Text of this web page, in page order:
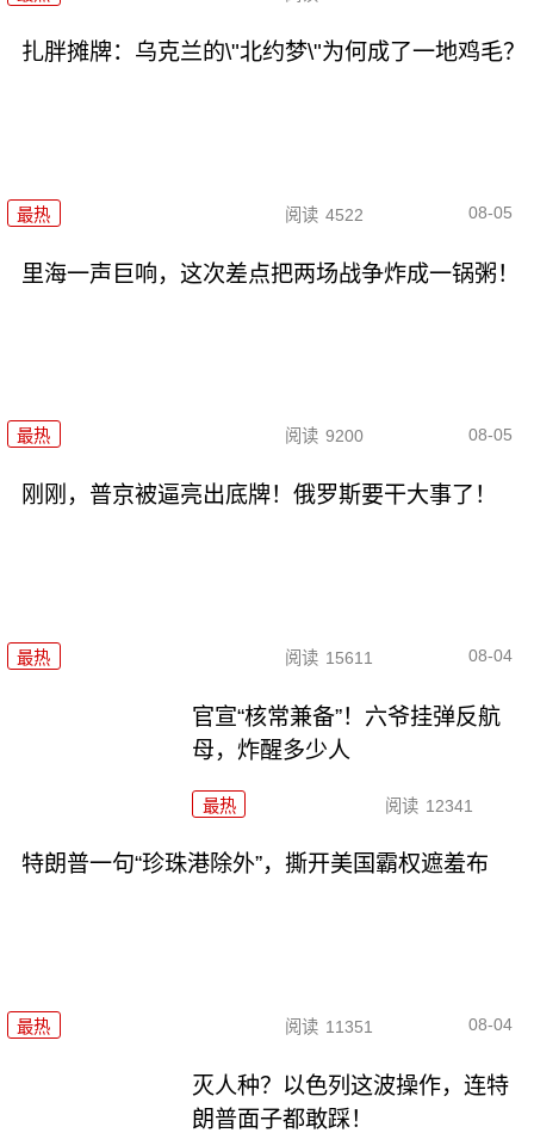
扎胖摊牌：乌克兰的\"北约梦\"为何成了一地鸡毛？
最热 阅读 4522 08-05
里海一声巨响，这次差点把两场战争炸成一锅粥！
最热 阅读 9200 08-05
刚刚，普京被逼亮出底牌！俄罗斯要干大事了！
最热 阅读 15611 08-04
官宣“核常兼备”！六爷挂弹反航
母，炸醒多少人
最热 阅读 12341
特朗普一句“珍珠港除外”，撕开美国霸权遮羞布
最热 阅读 11351 08-04
灭人种？以色列这波操作，连特
朗普面子都敢踩！